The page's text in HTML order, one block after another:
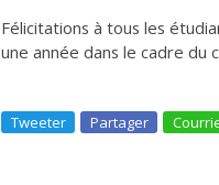
Félicitations à tous les
une année dans le cadre du
Tweeter Partager